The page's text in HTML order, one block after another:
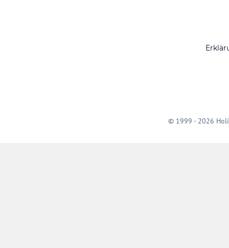
© 1999 - 2026